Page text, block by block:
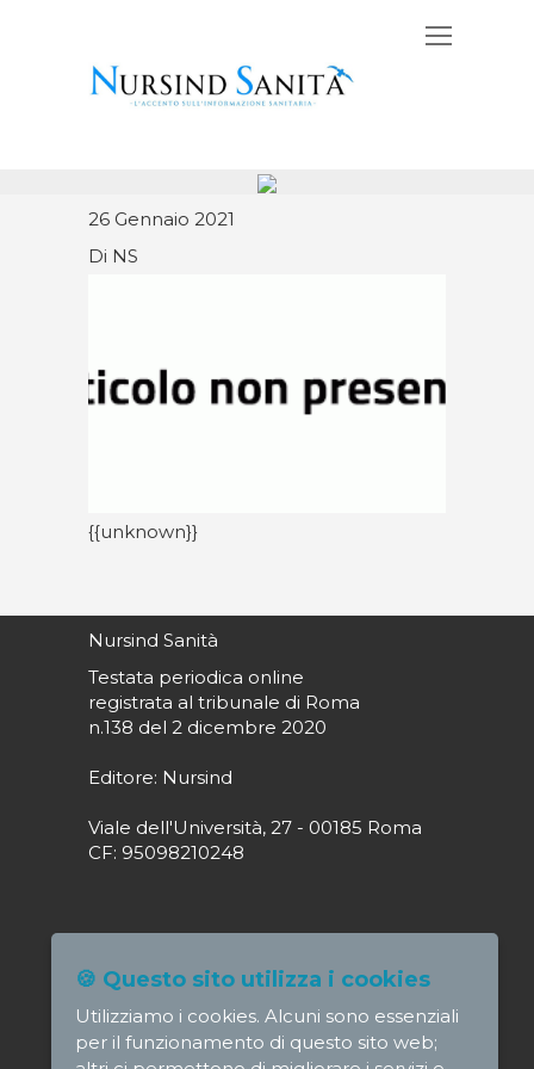
26 Gennaio 2021
Di NS
{{unknown}}
Nursind Sanità
Testata periodica online
registrata al tribunale di Roma
n.138 del 2 dicembre 2020
Editore: Nursind
Viale dell'Università, 27 - 00185 Roma
CF: 95098210248
Direttore responsabile: Paola Alagia
direttore@nursindsanita.it
Redazione: redazione@nursindsanita.it
🍪 Questo sito utilizza i cookies
Utilizziamo i cookies. Alcuni sono essenziali
per il funzionamento di questo sito web;